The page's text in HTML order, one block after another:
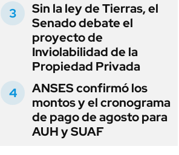
Sin la ley de Tierras, el
Senado debate el
proyecto de
Inviolabilidad de la
Propiedad Privada
ANSES confirmó los
montos y el cronograma
de pago de agosto para
AUH y SUAF